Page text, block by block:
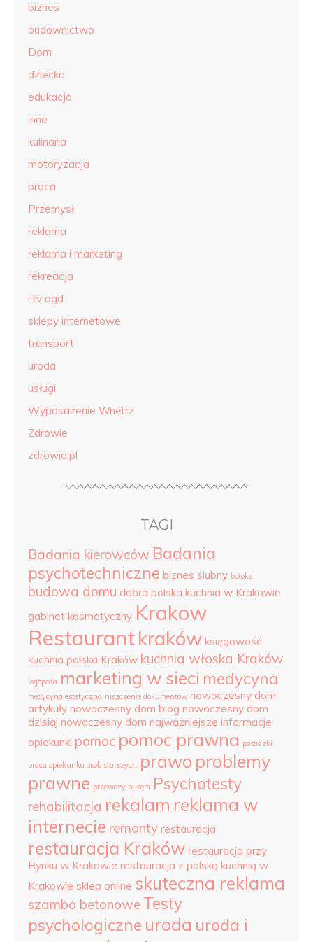
biznes
budownictwo
Dom
dziecko
edukacja
inne
kulinaria
motoryzacja
praca
Przemysł
reklama
reklama i marketing
rekreacja
rtv agd
sklepy internetowe
transport
uroda
usługi
Wyposażenie Wnętrz
Zdrowie
zdrowie.pl
TAGI
Badania kierowców Badania
psychotechniczne biznes ślubny botoks
budowa domu dobra polska kuchnia w Krakowie
gabinet kosmetyczny Krakow
Restaurantkraków księgowość
kuchnia polska Kraków kuchnia włoska Kraków
logopeda marketing w sieci medycyna
medycyna estetyczna niszczenie dokumentów nowoczesny dom
artykuły nowoczesny dom blog nowoczesny dom
dzisiaj nowoczesny dom najważniejsze informacje
opiekunki pomoc pomoc prawna posadzki
praca opiekunka osób starszych prawo problemy
prawne przewozy busem Psychotesty
rehabilitacja rekalam reklama w
internecie remonty restauracja
restauracja Kraków restauracja przy
Rynku w Krakowie restauracja z polską kuchnią w
Krakowie sklep online skuteczna reklama
szambo betonowe Testy
psychologiczne uroda uroda i